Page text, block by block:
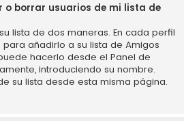
o borrar usuarios de mi lista de
lista de dos maneras. En cada perfil
añadirlo a su lista de Amigos
hacerlo desde el Panel de
introduciendo su nombre.
su lista desde esta misma página.